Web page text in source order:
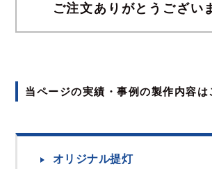
ご注文ありがとうござい
当ページの実績・事例の製作内容は
オリジナル提灯